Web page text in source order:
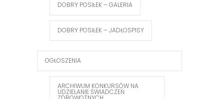
DOBRY POSIŁEK – GALERIA
DOBRY POSIŁEK – JADŁOSPISY
OGŁOSZENIA
ARCHIWUM KONKURSÓW NA
UDZIELANIE ŚWIADCZEŃ